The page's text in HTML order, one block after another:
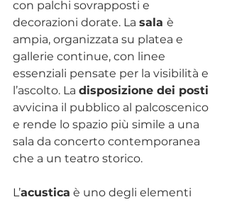
con palchi sovrapposti e
decorazioni dorate. La sala è
ampia, organizzata su platea e
gallerie continue, con linee
essenziali pensate per la visibilità e
l’ascolto. La disposizione dei posti
avvicina il pubblico al palcoscenico
e rende lo spazio più simile a una
sala da concerto contemporanea
che a un teatro storico.
L’acustica è uno degli elementi